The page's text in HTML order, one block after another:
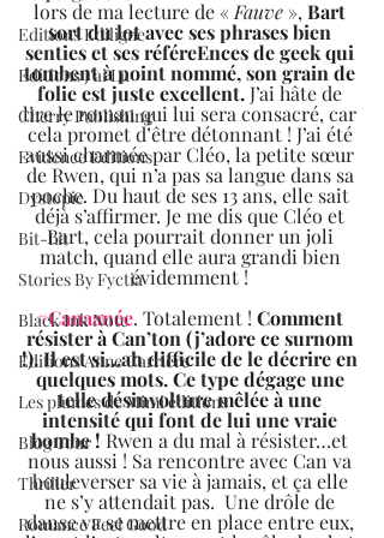
Editions Ediligne
Editions J'ai Lu
Cherry Publishing
Evidence Editions
Dystopie
Bit-Lit
Stories By Fyctia
Black Ink Note
Editions Anne Carrière
Les plumes de Mimi éditions
Blog Tour
Thriller
Romance Feel Good
lors de ma lecture de « Fauve », Bart
sort du lot avec ses phrases bien
senties et ses référeEnces de geek qui
tombent à point nommé, son grain de
folie est juste excellent. J’ai hâte de
lire le roman qui lui sera consacré, car
cela promet d’être détonnant ! J’ai été
aussi charmée par Cléo, la petite sœur
de Rwen, qui n’a pas sa langue dans sa
poche. Du haut de ses 13 ans, elle sait
déjà s’affirmer. Je me dis que Cléo et
Bart, cela pourrait donner un joli
match, quand elle aura grandi bien
évidemment !
#Canaanée. Totalement ! Comment
résister à Can’ton (j’adore ce surnom
!). Il est si…ah difficile de le décrire en
quelques mots. Ce type dégage une
telle désinvolture mêlée à une
intensité qui font de lui une vraie
bombe ! Rwen a du mal à résister…et
nous aussi ! Sa rencontre avec Can va
bouleverser sa vie à jamais, et ça elle
ne s’y attendait pas.  Une drôle de
danse va se mettre en place entre eux,